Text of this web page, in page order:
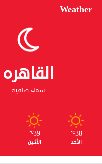
Weather
القاهره
سماء صافية
38
℃
الأحد
39
℃
الأثنين